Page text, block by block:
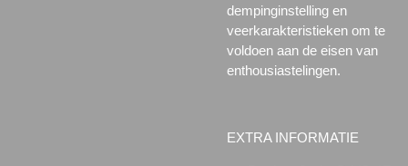
dempinginstelling en
veerkarakteristieken om te
voldoen aan de eisen van
enthousiastelingen.
EXTRA INFORMATIE